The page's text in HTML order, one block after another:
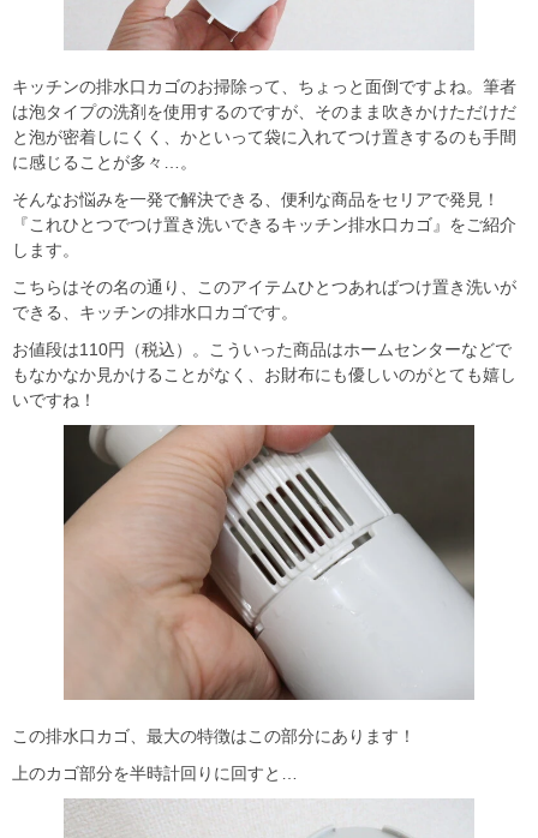
キッチンの排水口カゴのお掃除って、ちょっと面倒ですよね。筆者
は泡タイプの洗剤を使用するのですが、そのまま吹きかけただけだ
と泡が密着しにくく、かといって袋に入れてつけ置きするのも手間
に感じることが多々…。
そんなお悩みを一発で解決できる、便利な商品をセリアで発見！
『これひとつでつけ置き洗いできるキッチン排水口カゴ』をご紹介
します。
こちらはその名の通り、このアイテムひとつあればつけ置き洗いが
できる、キッチンの排水口カゴです。
お値段は110円（税込）。こういった商品はホームセンターなどで
もなかなか見かけることがなく、お財布にも優しいのがとても嬉し
いですね！
この排水口カゴ、最大の特徴はこの部分にあります！
上のカゴ部分を半時計回りに回すと…